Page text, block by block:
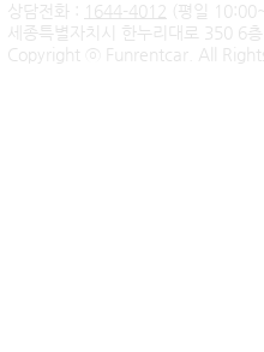
신불자 기아 쏘렌토 하
드 무심사 장기렌트 출
상담전화 : 1644-4012
(평일
세종특별자치시 한누리대로 350 6
Copyright ⓒ Funrentcar. All